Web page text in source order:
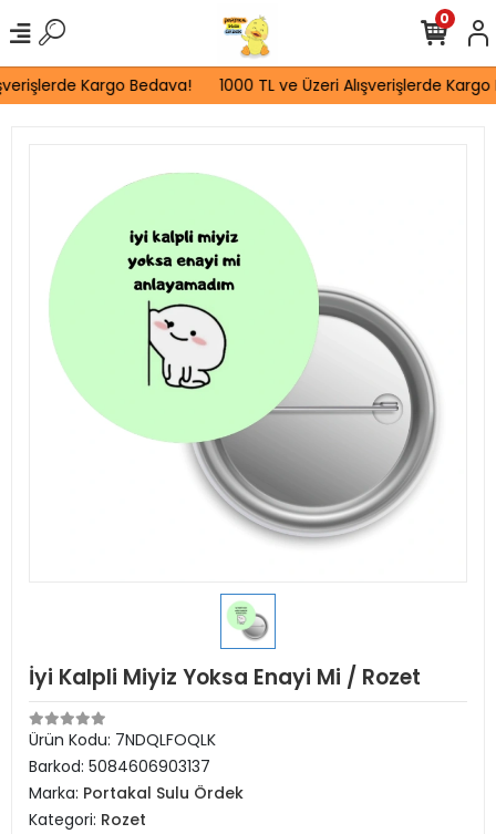
Kargo Bedava! 1000 TL ve Üzeri Alışverişlerde Kargo
0
İyi Kalpli Miyiz Yoksa Enayi Mi / Rozet
Ürün Kodu: 7NDQLFOQLK
Barkod: 5084606903137
Marka: Portakal Sulu Ördek
Kategori: Rozet